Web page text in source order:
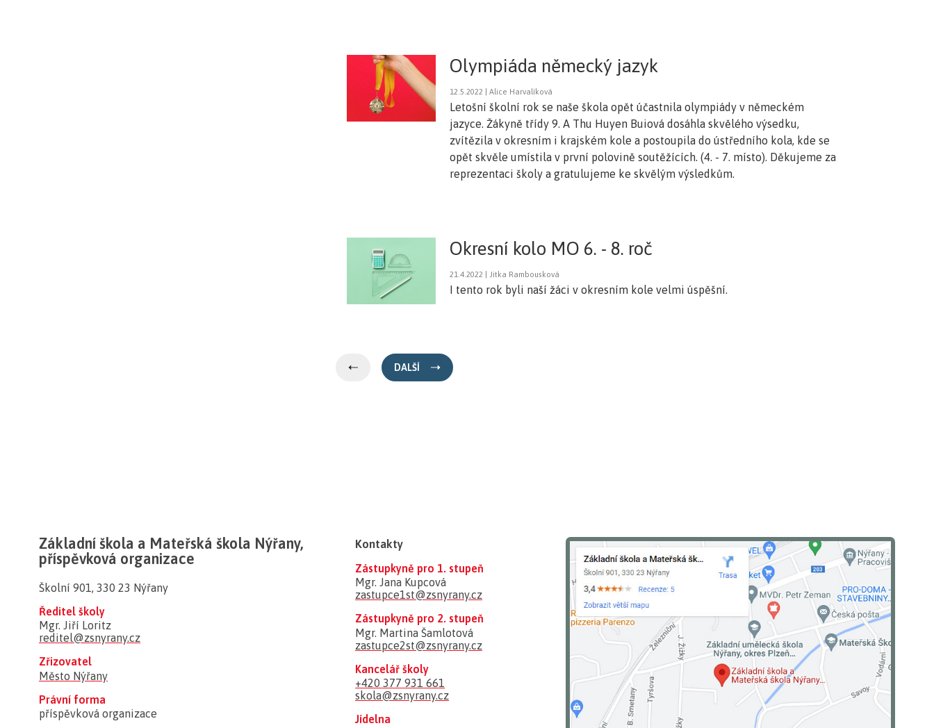
Olympiáda německý jazyk
12.5.2022 | Alice Harvalíková
Letošní školní rok se naše škola opět účastnila olympiády v německém
jazyce. Žákyně třídy 9. A Thu Huyen Buiová dosáhla skvělého výsedku,
zvítězila v okresním i krajském kole a postoupila do ústředního kola, kde se
opět skvěle umístila v první polovině soutěžících. (4. - 7. místo). Děkujeme za
reprezentaci školy a gratulujeme ke skvělým výsledkům.
Okresní kolo MO 6. - 8. roč
21.4.2022 | Jitka Rambousková
I tento rok byli naší žáci v okresním kole velmi úspěšní.
DALŠÍ
Základní škola a Mateřská škola Nýřany,
příspěvková organizace
Školní 901, 330 23 Nýřany
Ředitel školy
Mgr. Jiří Loritz
reditel@zsnyrany.cz
Zřizovatel
Město Nýřany
Právní forma
příspěvková organizace
Kontakty
Zástupkyně pro 1. stupeň
Mgr. Jana Kupcová
zastupce1st@zsnyrany.cz
Zástupkyně pro 2. stupeň
Mgr. Martina Šamlotová
zastupce2st@zsnyrany.cz
Kancelář školy
+420 377 931 661
skola@zsnyrany.cz
Jídelna